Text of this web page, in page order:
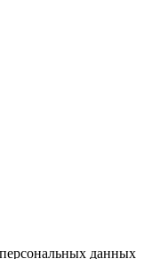
данных